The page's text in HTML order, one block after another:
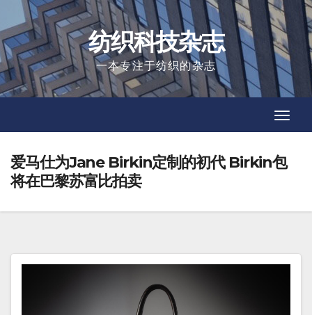
to
content
纺织科技杂志
一本专注于纺织的杂志
爱马仕为Jane Birkin定制的初代 Birkin包
将在巴黎苏富比拍卖